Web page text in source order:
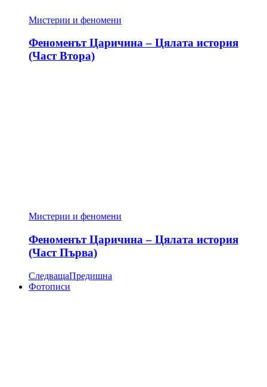
Мистерии и феномени
Феноменът Царичина – Цялата история
(Част Втора)
Мистерии и феномени
Феноменът Царичина – Цялата история
(Част Първа)
СледващаПредишна
Фотописи